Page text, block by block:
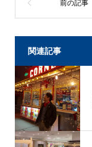
関連記事